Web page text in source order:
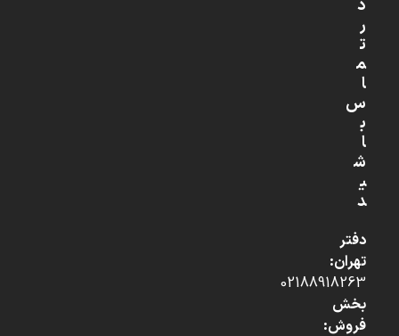
د
ر
ت
م
ا
س
ب
ا
ش
ی
د
دفتر
تهران:
02188918263
بخش
فروش: